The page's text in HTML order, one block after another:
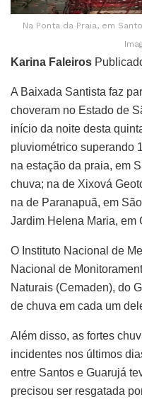
Na Ponta da Praia, em
Karina Faleiros
A Baixada Santista faz
choveram no Estado de
início da noite desta
pluviométrico superando
na estação da praia, em
chuva; na de Xixová
na de Paranapuã, em
Jardim Helena Maria, em
O Instituto Nacional de
Nacional de
Naturais (Cemaden), do
de chuva em cada um
Além disso, as fortes
incidentes nos últimos
entre Santos e Guarujá
precisou ser resgatada